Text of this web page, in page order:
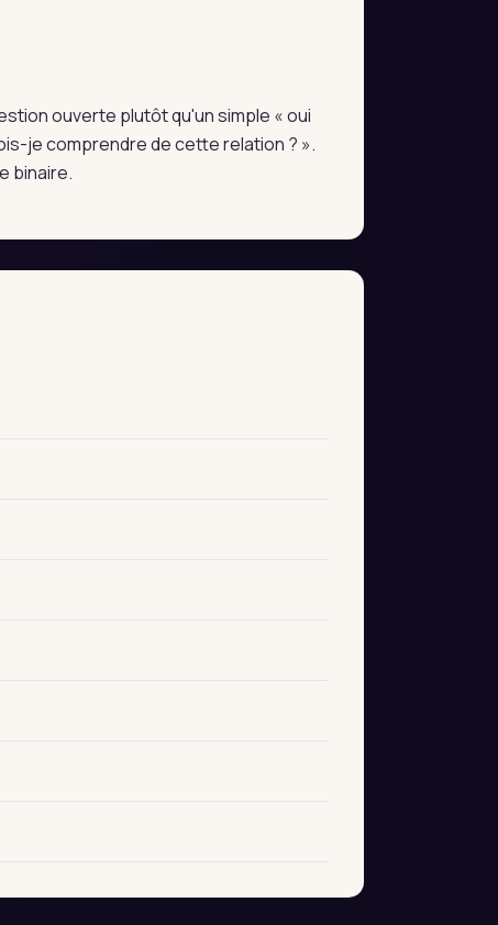
ouverte plutôt qu'un simple « oui
je comprendre de cette relation ? ».
binaire.